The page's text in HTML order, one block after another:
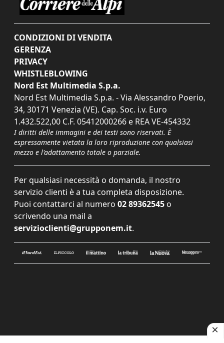
CONDIZIONI DI VENDITA
GERENZA
PRIVACY
WHISTLEBLOWING
Nord Est Multimedia S.p.a.
Nord Est Multimedia S.p.a. - Via Alessandro Poerio,
34, 30171 Venezia (VE). Cap. Soc. i.v. Euro
1.432.522,00 C.F. 05412000266 e REA VE-454332
I diritti delle immagini e dei testi sono riservati. È
espressamente vietata la loro riproduzione con qualsiasi
mezzo e l'adattamento totale o parziale.
Per qualsiasi necessità o domanda, il nostro
servizio clienti è a tua completa disposizione.
Puoi contattarci al numero 02 89362545 o
scrivendo una mail a
servizioclienti@grupponem.it.